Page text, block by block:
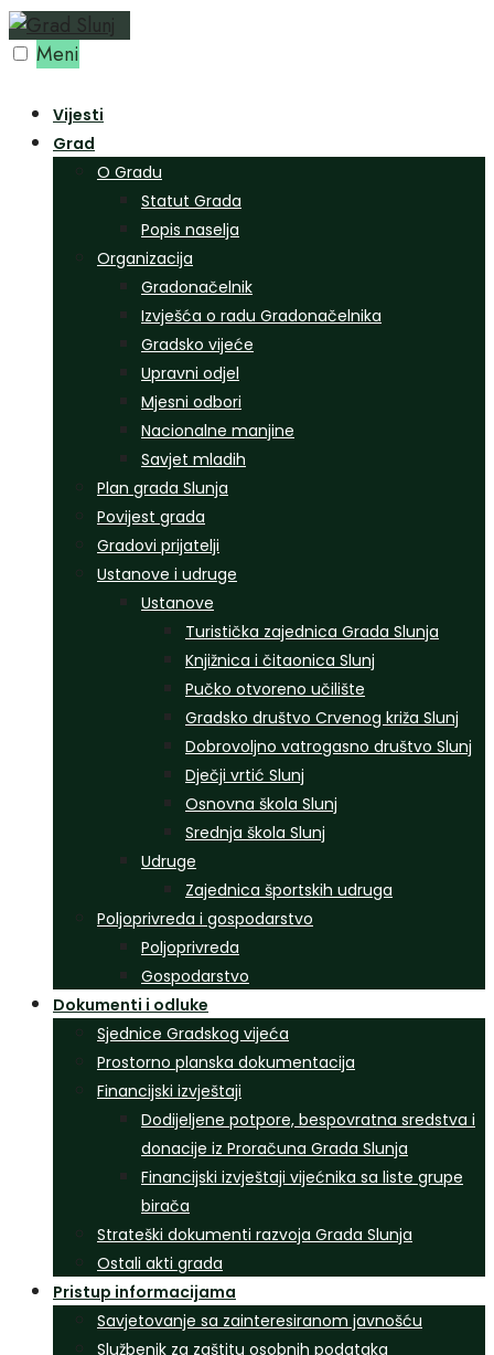
Preskoči
na Meni
Vijesti
Grad
O Gradu
Statut Grada
Popis naselja
Organizacija
Gradonačelnik
Izvješća o radu Gradonačelnika
Gradsko vijeće
Upravni odjel
Mjesni odbori
Nacionalne manjine
Savjet mladih
Plan grada Slunja
Povijest grada
Gradovi prijatelji
Ustanove i udruge
Ustanove
Turistička zajednica Grada Slunja
Knjižnica i čitaonica Slunj
Pučko otvoreno učilište
Gradsko društvo Crvenog križa Slunj
Dobrovoljno vatrogasno društvo Slunj
Dječji vrtić Slunj
Osnovna škola Slunj
Srednja škola Slunj
Udruge
Zajednica športskih udruga
Poljoprivreda i gospodarstvo
Poljoprivreda
Gospodarstvo
Dokumenti i odluke
Sjednice Gradskog vijeća
Prostorno planska dokumentacija
Financijski izvještaji
Dodijeljene potpore, bespovratna sredstva i
donacije iz Proračuna Grada Slunja
Financijski izvještaji vijećnika sa liste grupe
birača
Strateški dokumenti razvoja Grada Slunja
Ostali akti grada
Pristup informacijama
Savjetovanje sa zainteresiranom javnošću
Službenik za zaštitu osobnih podataka